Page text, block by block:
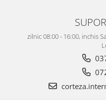
zilnic 08:00 - 16:00, inchis